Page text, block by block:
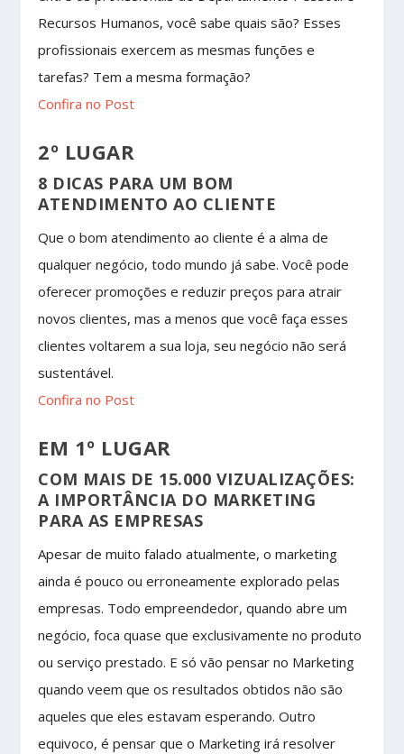
Recursos Humanos, você sabe quais são? Esses
profissionais exercem as mesmas funções e
tarefas? Tem a mesma formação?
Confira no Post
2º LUGAR
8 DICAS PARA UM BOM
ATENDIMENTO AO CLIENTE
Que o bom atendimento ao cliente é a alma de
qualquer negócio, todo mundo já sabe. Você pode
oferecer promoções e reduzir preços para atrair
novos clientes, mas a menos que você faça esses
clientes voltarem a sua loja, seu negócio não será
sustentável.
Confira no Post
EM 1º LUGAR
COM MAIS DE 15.000 VIZUALIZAÇÕES:
A IMPORTÂNCIA DO MARKETING
PARA AS EMPRESAS
Apesar de muito falado atualmente, o marketing
ainda é pouco ou erroneamente explorado pelas
empresas. Todo empreendedor, quando abre um
negócio, foca quase que exclusivamente no produto
ou serviço prestado. E só vão pensar no Marketing
quando veem que os resultados obtidos não são
aqueles que eles estavam esperando. Outro
equivoco, é pensar que o Marketing irá resolver